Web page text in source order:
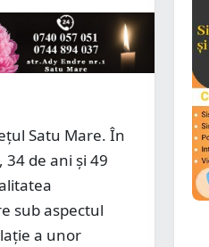
Satu Mare. În
de ani și 49
sub aspectul
a unor